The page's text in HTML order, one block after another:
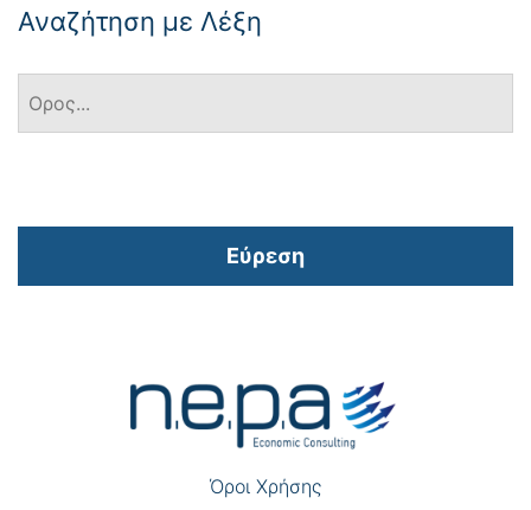
Αναζήτηση με Λέξη
Εύρεση
άρθρων
Όροι Χρήσης